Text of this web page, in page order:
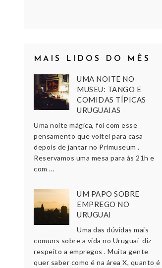
MAIS LIDOS DO MÊS
UMA NOITE NO
MUSEU: TANGO E
COMIDAS TÍPICAS
URUGUAIAS
Uma noite mágica, foi com esse
pensamento que voltei para casa
depois de jantar no Primuseum .
Reservamos uma mesa para às 21h e
com ...
UM PAPO SOBRE
EMPREGO NO
URUGUAI
Uma das dúvidas mais
comuns sobre a vida no Uruguai diz
respeito a empregos . Muita gente
quer saber como é na área X, quanto é